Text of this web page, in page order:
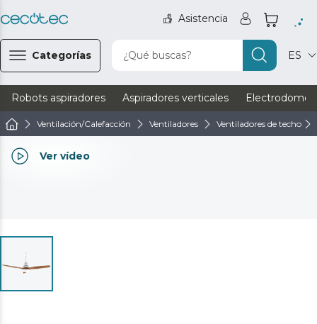
Asistencia
Categorías ¿Qué buscas? ES
Robots aspiradores Aspiradores verticales
Ventilación/Calefacción Ventiladores Ventiladores de techo
Ver vídeo